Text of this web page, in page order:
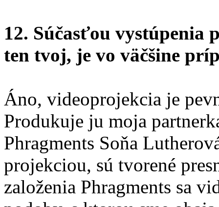
12. Súčasťou vystúpenia
ten tvoj, je vo väčšine
Áno, videoprojekcia je
Produkuje ju moja
Phragments Soňa
projekciou, sú tvorené
založenia Phragments sa